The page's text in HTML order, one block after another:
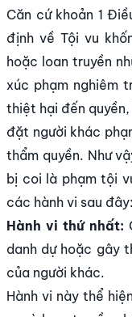
Căn cứ khoản 1
định về Tội vu
hoặc loan truyền
xúc phạm nghiêm
thiệt hại đến
đặt người khác
thẩm quyền. Như
bị coi là phạm tội
các hành vi sau đây:
Hành vi thứ nhất:
danh dự hoặc gây
của người khác.
Hành vi này thể